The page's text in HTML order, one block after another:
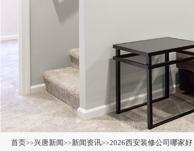
首页>>兴唐新闻>>新闻资讯>>2026西安装修公司哪家